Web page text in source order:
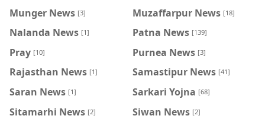
Munger News [3] Muzaffarpur News [18]
Nalanda News [1] Patna News [139]
Pray [10] Purnea News [3]
Rajasthan News [1] Samastipur News [41]
Saran News [1] Sarkari Yojna [68]
Sitamarhi News [2] Siwan News [2]